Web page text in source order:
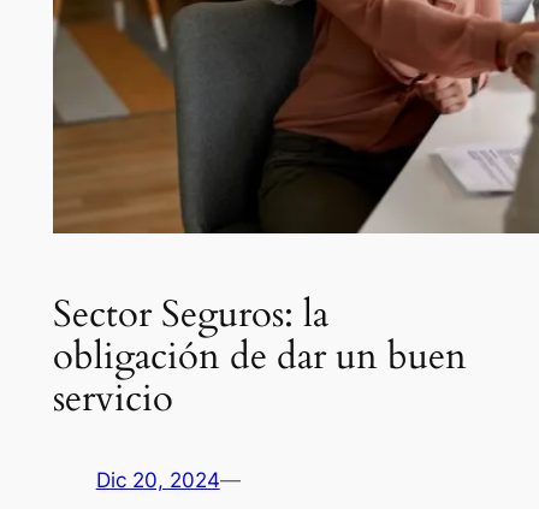
Sector Seguros: la
obligación de dar un buen
servicio
Dic 20, 2024—